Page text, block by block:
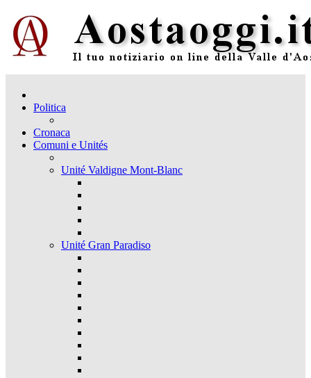
Politica
Cronaca
Comuni e Unités
Unité Valdigne Mont-Blanc
Unité Gran Paradiso